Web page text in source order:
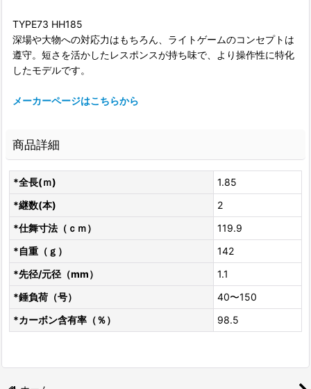
TYPE73 HH185
深場や大物への対応力はもちろん、ライトゲームのコンセプトは
遵守。短さを活かしたレスポンスが持ち味で、より操作性に特化
したモデルです。
メーカーページはこちらから
商品詳細
*全長(ｍ)
1.85
*継数(本)
2
*仕舞寸法（ｃｍ）
119.9
*自重（ｇ）
142
*先径/元径（mm）
1.1
*錘負荷（号）
40〜150
*カーボン含有率（％）
98.5